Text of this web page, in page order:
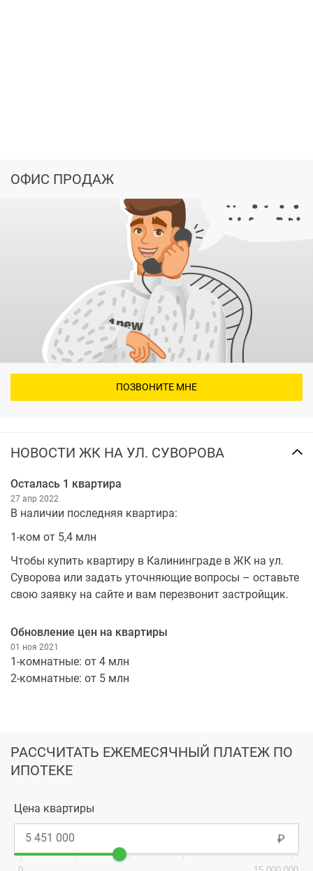
НОВОСТИ ЖК НА УЛ. СУВОРОВА
Осталась 1 квартира
27 апр 2022
В наличии последняя квартира:
1-ком от 5,4 млн
Чтобы купить квартиру в Калининграде в ЖК на ул.
Суворова или задать уточняющие вопросы – оставьте
свою заявку на сайте и вам перезвонит застройщик.
Обновление цен на квартиры
01 ноя 2021
1-комнатные: от 4 млн
2-комнатные: от 5 млн
РАССЧИТАТЬ ЕЖЕМЕСЯЧНЫЙ ПЛАТЕЖ ПО
ИПОТЕКЕ
Цена квартиры
ОФИС ПРОДАЖ
ПОЗВОНИТЕ МНЕ